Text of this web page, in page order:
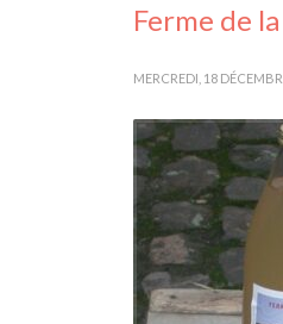
Ferme de
MERCREDI, 18